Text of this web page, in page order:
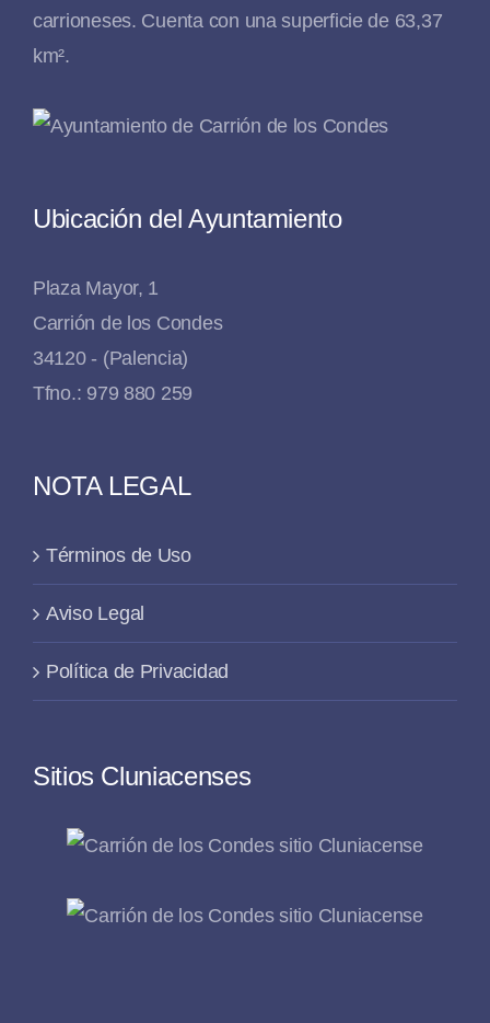
carrioneses. Cuenta con una superficie de 63,37
km².
Ubicación del Ayuntamiento
Plaza Mayor, 1
Carrión de los Condes
34120 - (Palencia)
Tfno.: 979 880 259
NOTA LEGAL
Términos de Uso
Aviso Legal
Política de Privacidad
Sitios Cluniacenses